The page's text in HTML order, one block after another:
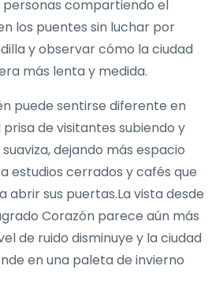
compartiendo el
los puentes sin luchar por
y observar cómo la ciudad
más lenta y medida.
puede sentirse diferente en
de visitantes subiendo y
dejando más espacio
estudios cerrados y cafés que
abrir sus puertas.La vista desde
Corazón parece aún más
de ruido disminuye y la ciudad
en una paleta de invierno